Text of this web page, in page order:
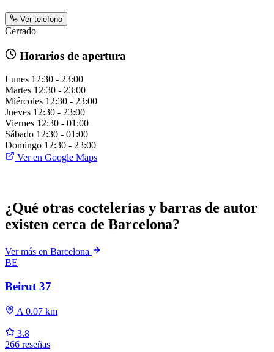
Ver teléfono
Cerrado
Horarios de apertura
Lunes 12:30 - 23:00
Martes 12:30 - 23:00
Miércoles 12:30 - 23:00
Jueves 12:30 - 23:00
Viernes 12:30 - 01:00
Sábado 12:30 - 01:00
Domingo 12:30 - 23:00
Ver en Google Maps
¿Qué otras coctelerías y barras de autor
existen cerca de Barcelona?
Ver más en Barcelona
BE
Beirut 37
A 0.07 km
3.8
266 reseñas